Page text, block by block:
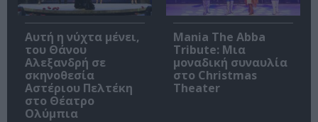
Αυτή η νύχτα μένει,
του Θάνου
Αλεξανδρή σε
σκηνοθεσία
Αστέριου Πελτέκη
στο Θέατρο
Ολύμπια
Mania The Abba
Tribute: Μια
μοναδική συναυλία
στο Christmas
Theater